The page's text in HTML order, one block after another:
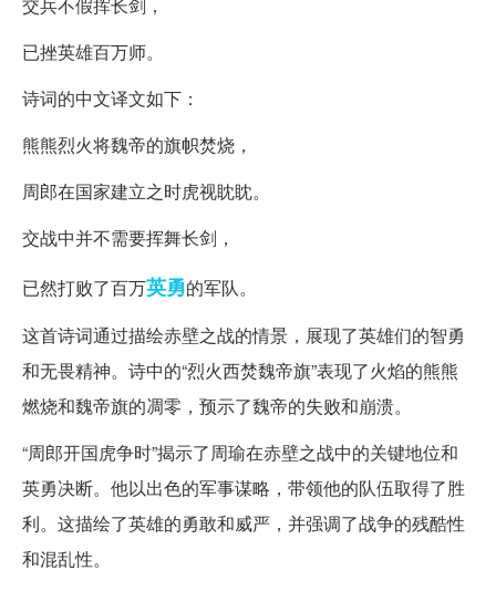
交兵不假挥长剑，
已挫英雄百万师。
诗词的中文译文如下：
熊熊烈火将魏帝的旗帜焚烧，
周郎在国家建立之时虎视眈眈。
交战中并不需要挥舞长剑，
已然打败了百万英勇的军队。
这首诗词通过描绘赤壁之战的情景，展现了英雄们的智勇
和无畏精神。诗中的“烈火西焚魏帝旗”表现了火焰的熊熊
燃烧和魏帝旗的凋零，预示了魏帝的失败和崩溃。
“周郎开国虎争时”揭示了周瑜在赤壁之战中的关键地位和
英勇决断。他以出色的军事谋略，带领他的队伍取得了胜
利。这描绘了英雄的勇敢和威严，并强调了战争的残酷性
和混乱性。